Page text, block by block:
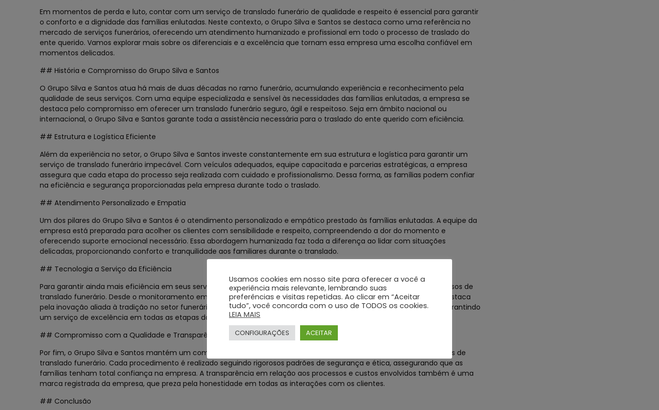
Em momentos de perda e luto, contar com um serviço de translado funerário de qualidade e respeito é essencial para garantir
o conforto e a dignidade das famílias enlutadas. Neste contexto, o Grupo Silva e Santos se destaca como uma referência no
mercado de serviços funerários, oferecendo um atendimento humanizado e profissional em todo o processo de traslado do
ente querido. Vamos explorar mais sobre os diferenciais e a excelência que tornam essa empresa uma escolha confiável em
momentos delicados.
## História e Compromisso do Grupo Silva e Santos
O Grupo Silva e Santos atua há mais de duas décadas no ramo funerário, acumulando experiência e reconhecimento pela
qualidade de seus serviços. Com uma equipe especializada e sensível às necessidades das famílias enlutadas, a empresa se
destaca pelo compromisso em oferecer um translado funerário seguro, ágil e respeitoso. Seja em âmbito nacional ou
internacional, o Grupo Silva e Santos garante toda a assistência necessária para o traslado do ente querido com eficiência.
## Estrutura e Logística Eficiente
Além da experiência no setor, o Grupo Silva e Santos investe constantemente em sua estrutura e logística para garantir um
serviço de translado funerário impecável. Com veículos adequados, equipe capacitada e parcerias estratégicas, a empresa
assegura que cada etapa do processo seja realizada com cuidado e profissionalismo. Dessa forma, as famílias podem confiar
na eficiência e segurança proporcionadas pela empresa durante todo o traslado.
## Atendimento Personalizado e Empatia
Um dos pilares do Grupo Silva e Santos é o atendimento personalizado e empático prestado às famílias enlutadas. A equipe da
empresa está preparada para acolher os clientes com sensibilidade e respeito, compreendendo a dor do momento e
oferecendo suporte emocional necessário. Essa abordagem humanizada faz toda a diferença ao lidar com situações
delicadas, proporcionando conforto e tranquilidade aos familiares durante o translado.
## Tecnologia a Serviço da Eficiência
Para garantir ainda mais eficiência em seus serviços, o Grupo Silva e Santos utiliza tecnologia de ponta em seus processos de
translado funerário. Desde o monitoramento em tempo real até a comunicação ágil com as famílias, a empresa se destaca
pela inovação aliada à tradição no setor funerário. Isso permite que cada detalhe seja acompanhado com precisão, garantindo
um serviço de excelência em todas as etapas do traslado.
## Compromisso com a Qualidade e Transparência
Por fim, o Grupo Silva e Santos mantém um compromisso inabalável com a qualidade e transparência em seus serviços de
translado funerário. Cada procedimento é realizado seguindo rigorosos padrões de segurança e ética, assegurando que as
famílias tenham total confiança na empresa. A transparência em relação aos processos e custos envolvidos também é uma
marca registrada da empresa, que preza pela honestidade em todas as interações com os clientes.
## Conclusão
Usamos cookies em nosso site para oferecer a você a
experiência mais relevante, lembrando suas
preferências e visitas repetidas. Ao clicar em “Aceitar
tudo”, você concorda com o uso de TODOS os cookies.
LEIA MAIS
CONFIGURAÇÕES ACEITAR